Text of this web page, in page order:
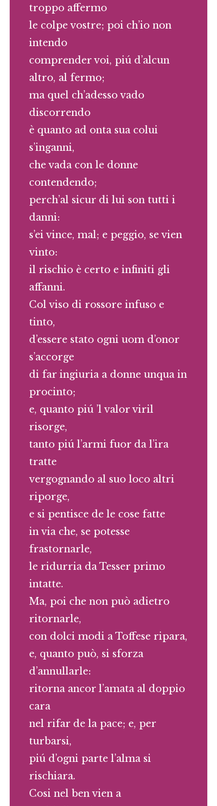
troppo affermo
le colpe vostre; poi ch’io non
intendo
comprender voi, piú d’alcun
altro, al fermo;
ma quel ch’adesso vado
discorrendo
è quanto ad onta sua colui
s’inganni,
che vada con le donne
contendendo;
perch’al sicur di lui son tutti i
danni:
s’ei vince, mal; e peggio, se vien
vinto:
il rischio è certo e infiniti gli
affanni.
Col viso di rossore infuso e
tinto,
d’essere stato ogni uom d’onor
s’accorge
di far ingiuria a donne unqua in
procinto;
e, quanto piú ’l valor viril
risorge,
tanto piú l’armi fuor da l’ira
tratte
vergognando al suo loco altri
riporge,
e si pentisce de le cose fatte
in via che, se potesse
frastornarle,
le ridurria da Tesser primo
intatte.
Ma, poi che non può adietro
ritornarle,
con dolci modi a Toffese ripara,
e, quanto può, si sforza
d’annullarle:
ritorna ancor l’amata al doppio
cara
nel rifar de la pace; e, per
turbarsi,
piú d’ogni parte l’alma si
rischiara.
Cosi nel ben vien a